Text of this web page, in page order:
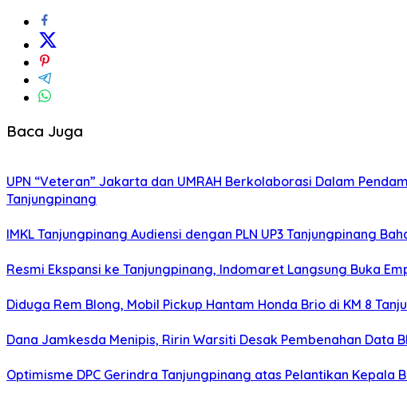
Baca Juga
UPN “Veteran” Jakarta dan UMRAH Berkolaborasi Dalam
Tanjungpinang
IMKL Tanjungpinang Audiensi dengan PLN UP3 Tanjungpinang
Resmi Ekspansi ke Tanjungpinang, Indomaret Langsung Buka
Diduga Rem Blong, Mobil Pickup Hantam Honda Brio di KM 8
Dana Jamkesda Menipis, Ririn Warsiti Desak Pembenahan Data
Optimisme DPC Gerindra Tanjungpinang atas Pelantikan Kepala